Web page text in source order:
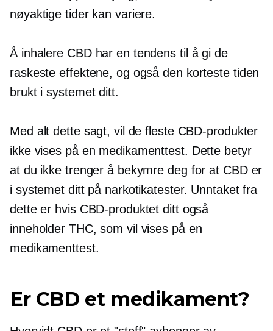
nøyaktige tider kan variere.
Å inhalere CBD har en tendens til å gi de
raskeste effektene, og også den korteste tiden
brukt i systemet ditt.
Med alt dette sagt, vil de fleste CBD-produkter
ikke vises på en medikamenttest. Dette betyr
at du ikke trenger å bekymre deg for at CBD er
i systemet ditt på narkotikatester. Unntaket fra
dette er hvis CBD-produktet ditt også
inneholder THC, som vil vises på en
medikamenttest.
Er CBD et medikament?